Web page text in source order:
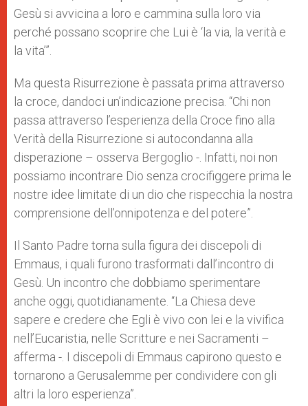
Gesù si avvicina a loro e cammina sulla loro via
perché possano scoprire che Lui è ‘la via, la verità e
la vita’”.
Ma questa Risurrezione è passata prima attraverso
la croce, dandoci un’indicazione precisa. “Chi non
passa attraverso l’esperienza della Croce fino alla
Verità della Risurrezione si autocondanna alla
disperazione – osserva Bergoglio -. Infatti, noi non
possiamo incontrare Dio senza crocifiggere prima le
nostre idee limitate di un dio che rispecchia la nostra
comprensione dell’onnipotenza e del potere”.
Il Santo Padre torna sulla figura dei discepoli di
Emmaus, i quali furono trasformati dall’incontro di
Gesù. Un incontro che dobbiamo sperimentare
anche oggi, quotidianamente. “La Chiesa deve
sapere e credere che Egli è vivo con lei e la vivifica
nell’Eucaristia, nelle Scritture e nei Sacramenti –
afferma -. I discepoli di Emmaus capirono questo e
tornarono a Gerusalemme per condividere con gli
altri la loro esperienza”.